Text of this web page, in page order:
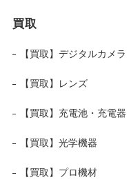
買取
【買取】デジタルカメラ
【買取】レンズ
【買取】充電池・充電器
【買取】光学機器
【買取】プロ機材